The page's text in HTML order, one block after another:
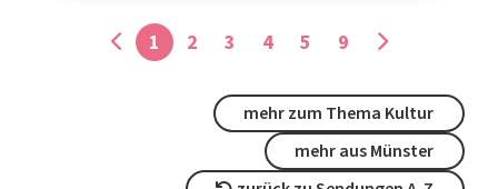
1 2 3 4 5 9
mehr zum Thema Kultur
mehr aus Münster